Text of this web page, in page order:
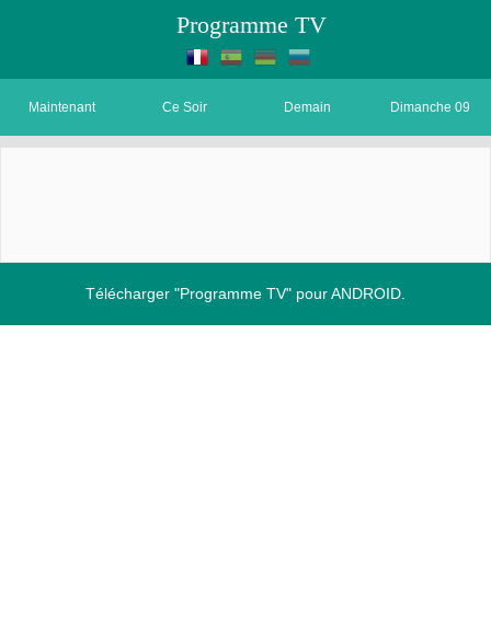
Programme TV
Maintenant Ce Soir Demain Dimanche 09
Télécharger "Programme TV" pour ANDROID.